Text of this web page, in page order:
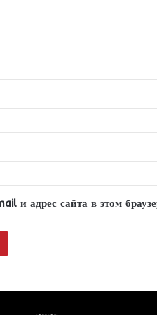
и адрес сайта в этом